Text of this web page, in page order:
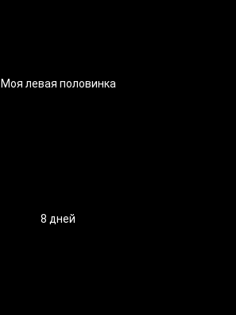
Моя левая половинка
8 дней